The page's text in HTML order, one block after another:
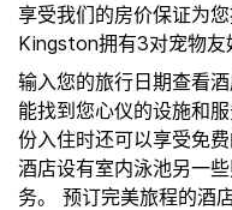
享受我们的房价保证为
Kingston拥有3对宠物友
输入您的旅行日期查看
能找到您心仪的设施和
份入住时还可以享受免
酒店设有室内泳池另一
务。 预订完美旅程的酒